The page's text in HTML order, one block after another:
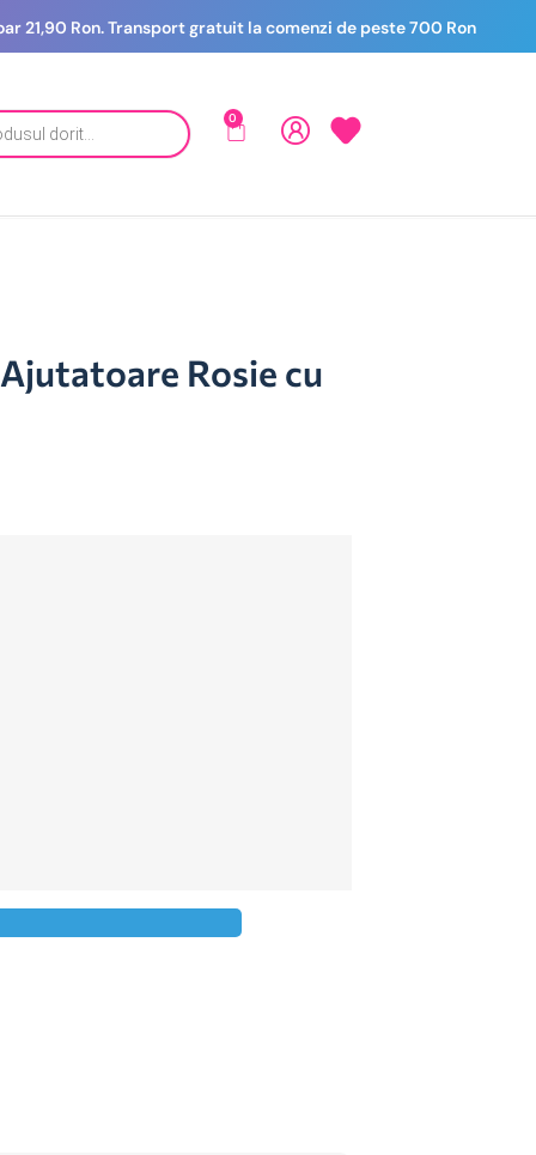
21,90 Ron. Transport gratuit la comenzi de peste 700 Ron
0
Rosie cu